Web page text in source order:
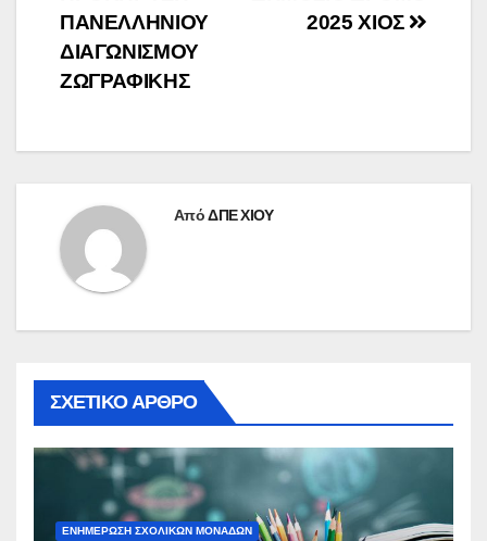
2025 ΧΙΟΣ
ΠΑΝΕΛΛΗΝΙΟΥ
ΔΙΑΓΩΝΙΣΜΟΥ
ΖΩΓΡΑΦΙΚΗΣ
ΑπόΔΠΕ ΧΙΟΥ
ΣΧΕΤΙΚΌ ΆΡΘΡΟ
ΕΝΗΜΕΡΩΣΗ ΣΧΟΛΙΚΩΝ ΜΟΝΑΔΩΝ